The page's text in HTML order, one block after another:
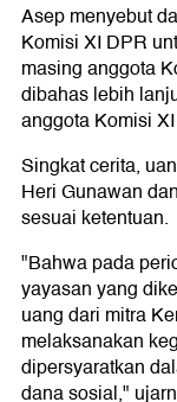
Asep menyebut
Komisi XI DPR
masing anggota
dibahas lebih
anggota Komisi
Singkat cerita,
Heri Gunawan
sesuai ketentuan.
"Bahwa pada
yayasan yang
uang dari mitra
melaksanakan
dipersyaratkan
dana sosial,"